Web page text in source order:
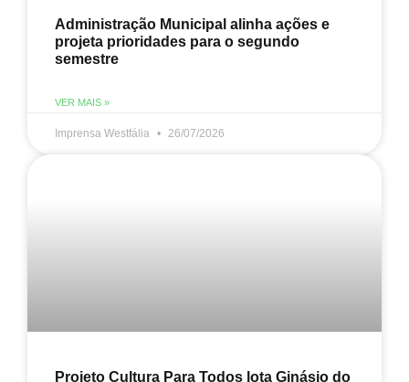
Administração Municipal alinha ações e
projeta prioridades para o segundo
semestre
VER MAIS »
Imprensa Westfália 26/07/2026
Projeto Cultura Para Todos lota Ginásio do